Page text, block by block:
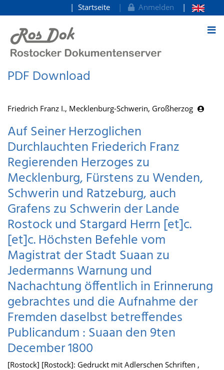
zum Inhalt
Startseite Anmelden
PDF Download
Friedrich Franz I., Mecklenburg-Schwerin, Großherzog
Auf Seiner Herzoglichen
Durchlauchten Friederich Franz
Regierenden Herzoges zu
Mecklenburg, Fürstens zu Wenden,
Schwerin und Ratzeburg, auch
Grafens zu Schwerin der Lande
Rostock und Stargard Herrn [et]c.
[et]c. Höchsten Befehle vom
Magistrat der Stadt Suaan zu
Jedermanns Warnung und
Nachachtung öffentlich in Erinnerung
gebrachtes und die Aufnahme der
Fremden daselbst betreffendes
Publicandum : Suaan den 9ten
December 1800
[Rostock] [Rostock]: Gedruckt mit Adlerschen Schriften ,